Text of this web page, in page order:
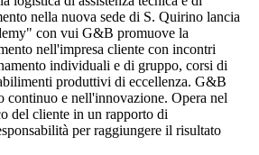
nella nuova sede di S. Quirino lancia
con vui G&B promuove la
nell'impresa cliente con incontri
individuali e di gruppo, corsi di
produttivi di eccellenza. G&B
continuo e nell'innovazione. Opera nel
del cliente in un rapporto di
per raggiungere il risultato